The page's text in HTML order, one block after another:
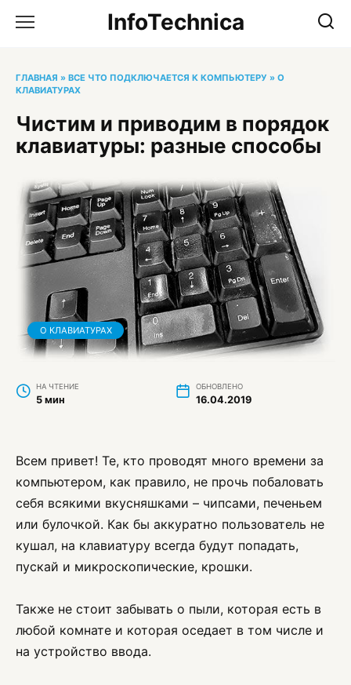
InfoTechnica
ГЛАВНАЯ » ВСЕ ЧТО ПОДКЛЮЧАЕТСЯ К КОМПЬЮТЕРУ » О
КЛАВИАТУРАХ
Чистим и приводим в порядок
клавиатуры: разные способы
О КЛАВИАТУРАХ
НА ЧТЕНИЕ
5 мин
ОБНОВЛЕНО
16.04.2019
Всем привет! Те, кто проводят много времени за
компьютером, как правило, не прочь побаловать
себя всякими вкусняшками – чипсами, печеньем
или булочкой. Как бы аккуратно пользователь не
кушал, на клавиатуру всегда будут попадать,
пускай и микроскопические, крошки.
Также не стоит забывать о пыли, которая есть в
любой комнате и которая оседает в том числе и
на устройство ввода.